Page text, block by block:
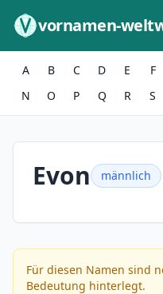
vornamen-
A B C D E F
N
O P Q R S
Evon männlich
Für diesen Namen sind
Bedeutung hinterlegt.